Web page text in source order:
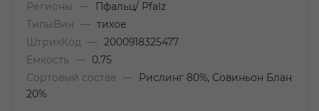
Регионы
—
Пфальц/ Pfalz
ТипыВин
— тихое
ШтрихКод
— 2000918325477
Емкость
—
0.75
Сортовый состав
—
Рислинг 80%, Совиньон Блан
20%